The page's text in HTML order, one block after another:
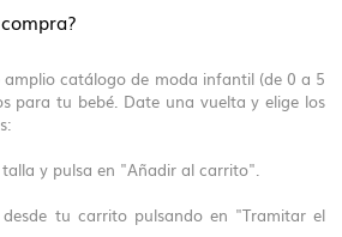
catálogo de moda infantil (de 0 a 5
para tu bebé. Date una vuelta y elige los
y pulsa en "Añadir al carrito".
tu carrito pulsando en "Tramitar el